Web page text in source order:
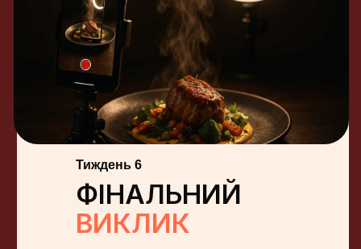
Тиждень 6
ФІНАЛЬНИЙ
ВИКЛИК